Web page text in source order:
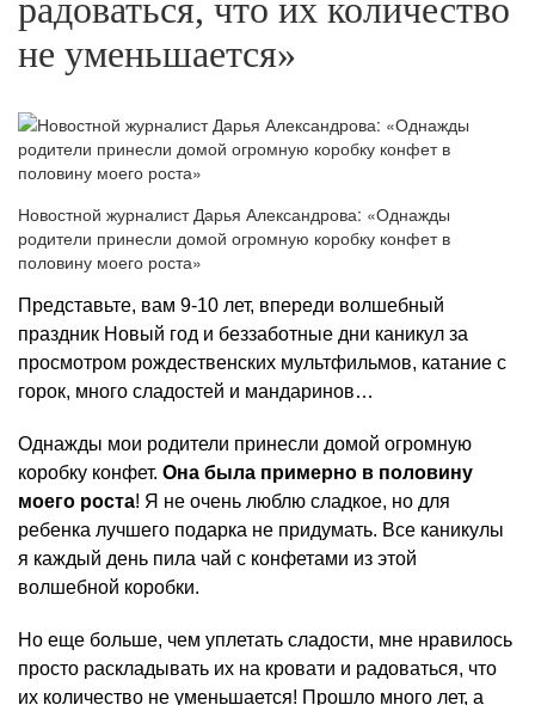
радоваться, что их количество
не уменьшается»
Новостной журналист Дарья Александрова: «Однажды
родители принесли домой огромную коробку конфет в
половину моего роста»
Представьте, вам 9-10 лет, впереди волшебный
праздник Новый год и беззаботные дни каникул за
просмотром рождественских мультфильмов, катание с
горок, много сладостей и мандаринов…
Однажды мои родители принесли домой огромную
коробку конфет. Она была примерно в половину
моего роста! Я не очень люблю сладкое, но для
ребенка лучшего подарка не придумать. Все каникулы
я каждый день пила чай с конфетами из этой
волшебной коробки.
Но еще больше, чем уплетать сладости, мне нравилось
просто раскладывать их на кровати и радоваться, что
их количество не уменьшается! Прошло много лет, а